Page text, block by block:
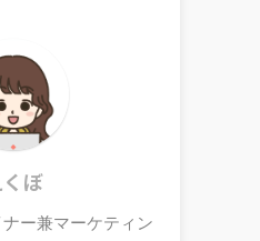
くぼ
ー兼マーケティン